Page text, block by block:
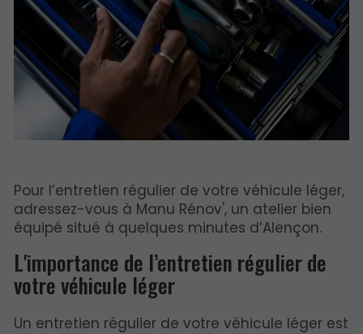
Pour l’entretien régulier de votre véhicule léger,
adressez-vous à Manu Rénov', un atelier bien
équipé situé à quelques minutes d’Alençon.
L'importance de l’entretien régulier de
votre véhicule léger
Un entretien régulier de votre véhicule léger est